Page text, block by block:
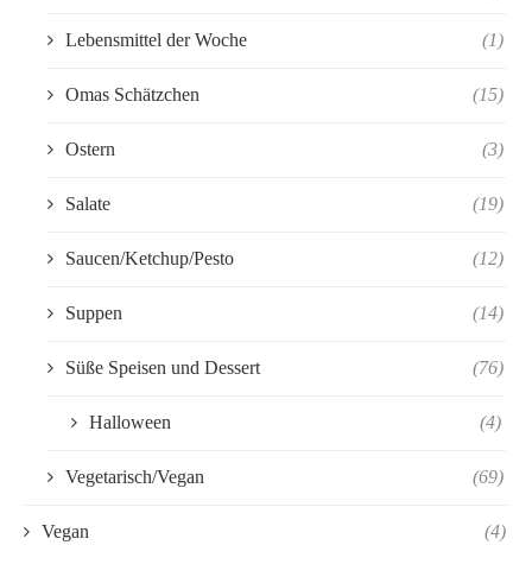
Lebensmittel der Woche (1)
Omas Schätzchen (15)
Ostern (3)
Salate (19)
Saucen/Ketchup/Pesto (12)
Suppen (14)
Süße Speisen und Dessert (76)
Halloween (4)
Vegetarisch/Vegan (69)
Vegan (4)